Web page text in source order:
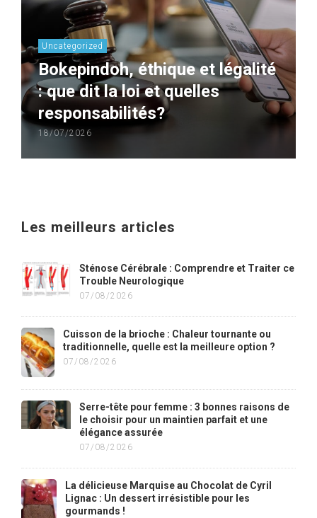
Uncategorized
Bokepindoh, éthique et légalité
: que dit la loi et quelles
responsabilités?
18/07/2026
Les meilleurs articles
Sténose Cérébrale : Comprendre et Traiter ce
Trouble Neurologique
07/08/2026
Cuisson de la brioche : Chaleur tournante ou
traditionnelle, quelle est la meilleure option ?
07/08/2026
Serre-tête pour femme : 3 bonnes raisons de
le choisir pour un maintien parfait et une
élégance assurée
07/08/2026
La délicieuse Marquise au Chocolat de Cyril
Lignac : Un dessert irrésistible pour les
gourmands !